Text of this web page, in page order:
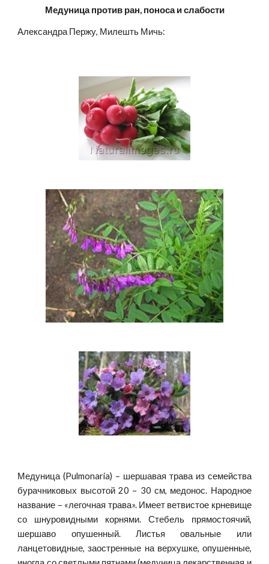
Медуница против ран, поноса и слабости
Александра Пержу, Милешть Мичь:
Медуница (Pulmonaria) – шершавая трава из семейства
бурачниковых высотой 20 – 30 см, медонос. Народное
название – «легочная трава». Имеет ветвистое крневище
со шнуровидными корнями. Стебель прямостоячий,
шершаво опушенный. Листья овальные или
ланцетовидные, заостренные на верхушке, опушенные,